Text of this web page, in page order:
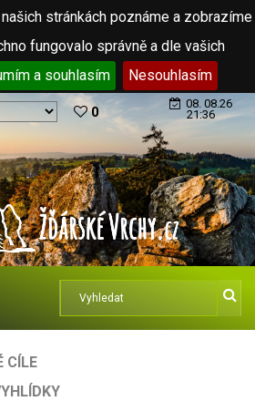
stránkách poznáme a zobrazíme
fungovalo správně a dle vašich
a souhlasím Nesouhlasím
0
08. 08.26
21:36
CÍLE